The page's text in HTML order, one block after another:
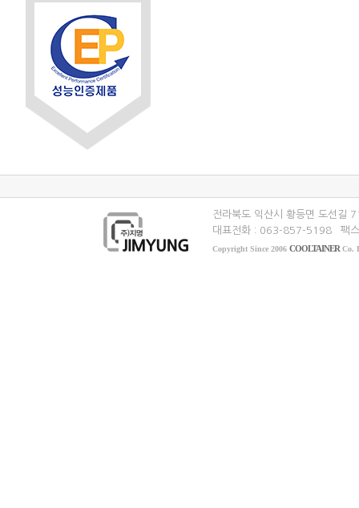
전라북도 익산시 황등면 도선길
대표전화 : 063-857-5198
팩
Copyright Since 2006 COOLTAINER Co.